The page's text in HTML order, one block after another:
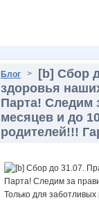
Блог >
[b] Сбор
здоровья
Парта! Следим
месяцев и до
родителей!!!